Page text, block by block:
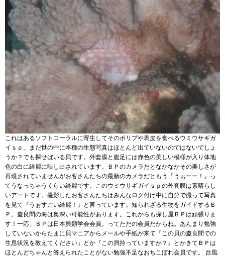
これはあるソフトコーラルに寄生してそのポリプや表皮を食べるウミウサギガ
イｓｐ。まだ世の中に本種の生態写真はほとんど出ていないのではないでしょ
うか？でも探せばいる貝です。外套膜と腹足には赤色の美しい模様が入り体地
色の白に綺麗に映し出されています。ＢＰのカメラだとなかなかその美しさが
再現されていませんがお客さんたちの最新のカメラだともう『うぉーー！』っ
てうなっちゃうくらい綺麗です。このウミウサギガイｓｐの外套膜は素晴らし
いアートです。撮影したお客さんたちはみんなログ付け中に自分で撮って写真
を見て『うぉすごい綺麗！』と言っています。知られざる生物をガイドするＢ
Ｐ。慶良間の海は奥深い可能性があります。これからも探し屋ＢＰは頑張りま
す！一応、ＢＰは日本貝類学会会員。ってただの会員だからね。あんまり勉強
していないからたまに貝マニアからメールや手紙が来て『この貝の慶良間での
生息状況を教えてください』とか『この貝持っていますか？』とかきてＢＰは
ほとんどちゃんと答えられたことがない勉強不足なおちこぼれ会員です。 台風